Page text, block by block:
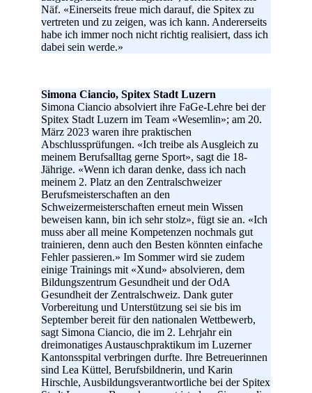
Näf. «Einerseits freue mich darauf, die Spitex zu
vertreten und zu zeigen, was ich kann. Andererseits
habe ich immer noch nicht richtig realisiert, dass ich
dabei sein werde.»
Simona Ciancio, Spitex Stadt Luzern
Simona Ciancio absolviert ihre FaGe-Lehre bei der
Spitex Stadt Luzern im Team «Wesemlin»; am 20.
März 2023 waren ihre praktischen
Abschlussprüfungen. «Ich treibe als Ausgleich zu
meinem Berufsalltag gerne Sport», sagt die 18-
Jährige. «Wenn ich daran denke, dass ich nach
meinem 2. Platz an den Zentralschweizer
Berufsmeisterschaften an den
Schweizermeisterschaften erneut mein Wissen
beweisen kann, bin ich sehr stolz», fügt sie an. «Ich
muss aber all meine Kompetenzen nochmals gut
trainieren, denn auch den Besten könnten einfache
Fehler passieren.» Im Sommer wird sie zudem
einige Trainings mit «Xund» absolvieren, dem
Bildungszentrum Gesundheit und der OdA
Gesundheit der Zentralschweiz. Dank guter
Vorbereitung und Unterstützung sei sie bis im
September bereit für den nationalen Wettbewerb,
sagt Simona Ciancio, die im 2. Lehrjahr ein
dreimonatiges Austauschpraktikum im Luzerner
Kantonsspital verbringen durfte. Ihre Betreuerinnen
sind Lea Küttel, Berufsbildnerin, und Karin
Hirschle, Ausbildungsverantwortliche bei der Spitex